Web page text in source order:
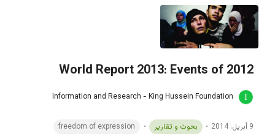
World Report 2013: Events of 2012
Information and Research - King Hussein Foundation
9 أبريل، 2014 بحوث و تقارير freedom of expression